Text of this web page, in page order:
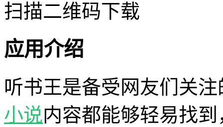
扫描二维码下载
应用介绍
听书王是备受网友们关
小说内容都能够轻易找